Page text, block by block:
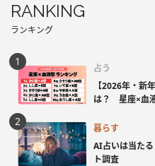
RANKING
ランキング
占う
【2026年・新
は？ 星座×血
暮らす
AI占いは当た
ト調査